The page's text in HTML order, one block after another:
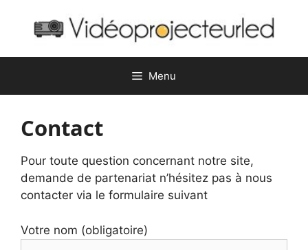
contenu
Menu
Contact
Pour toute question concernant notre site,
demande de partenariat n’hésitez pas à nous
contacter via le formulaire suivant
Votre nom (obligatoire)